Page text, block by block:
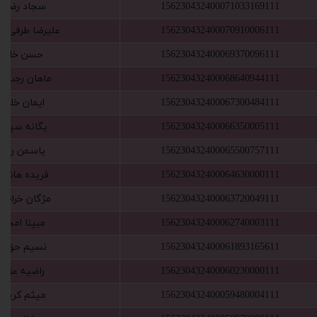
156230432400071033169111
‫سجاد
156230432400070910006111
‫علیرضا طرفی
156230432400069370096111
‫حسن
156230432400068640944111
‫ماهان رجب
156230432400067300484111
‫ایمان
156230432400066350005111
‫یگانه
156230432400065500757111
‫یاسمن
156230432400064630000111
‫فریده
156230432400063720049111
‫مژگان
156230432400062740003111
‫مبینا
156230432400061893165611
‫نسیم حق
156230432400060230000111
‫راضیه
156230432400059480004111
‫میثم